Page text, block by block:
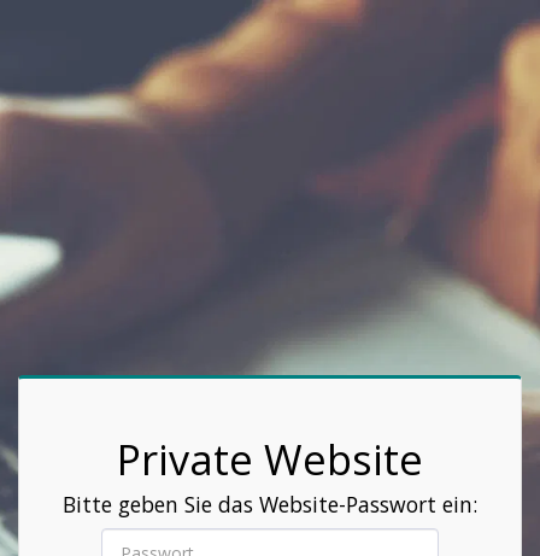
Private Website
Bitte geben Sie das Website-Passwort ein: